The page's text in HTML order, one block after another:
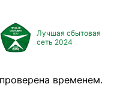
временем.
Лучшая сбытовая
сеть 2024